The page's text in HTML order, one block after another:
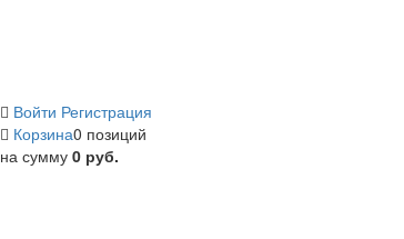
Войти Регистрация
Корзина0 позиций
на сумму 0 руб.